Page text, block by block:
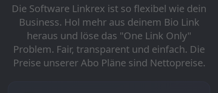
Die Software Linkrex ist so flexibel wie dein
Business. Hol mehr aus deinem Bio Link
heraus und löse das "One Link Only"
Problem. Fair, transparent und einfach. Die
Preise unserer Abo Pläne sind Nettopreise.